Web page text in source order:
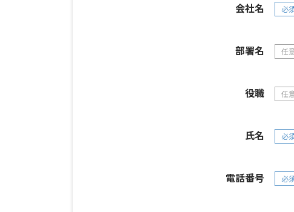
会社名 必
部署名 任
役職 任
氏名 必
電話番号 必